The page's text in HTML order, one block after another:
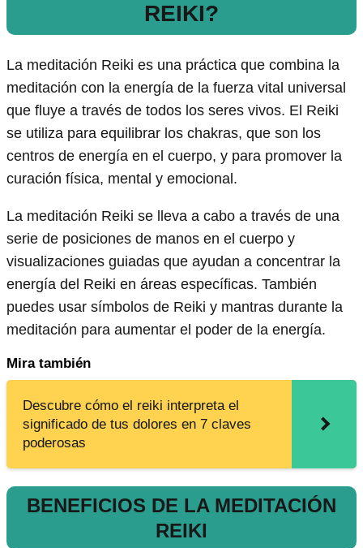
REIKI?
La meditación Reiki es una práctica que combina la
meditación con la energía de la fuerza vital universal
que fluye a través de todos los seres vivos. El Reiki
se utiliza para equilibrar los chakras, que son los
centros de energía en el cuerpo, y para promover la
curación física, mental y emocional.
La meditación Reiki se lleva a cabo a través de una
serie de posiciones de manos en el cuerpo y
visualizaciones guiadas que ayudan a concentrar la
energía del Reiki en áreas específicas. También
puedes usar símbolos de Reiki y mantras durante la
meditación para aumentar el poder de la energía.
Mira también
Descubre cómo el reiki interpreta el
significado de tus dolores en 7 claves
poderosas
BENEFICIOS DE LA MEDITACIÓN
REIKI